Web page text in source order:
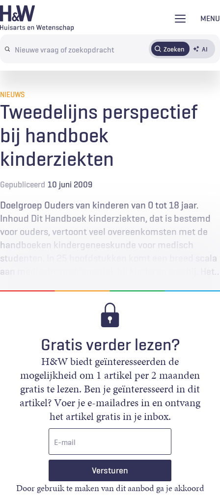
Overslaan
en
de
MENU
Search
terms
Zoeken AI
AbonnerenTijdschrift Inloggen
NIEUWS
Tweedelijns perspectief
bij handboek
kinderziekten
Gepubliceerd 10 juni 2009
Doelgroep Ouders van kinderen van 0 tot 18 jaar.
Inhoud Dit Handboek kinderziekten, dat is bestemd
voor ouders, vertoont veel overeenkomsten met de
handboeken kindergeneeskunde voor medisch
studenten. In 25 hoofdstukken komt een breed scala
aan medische problematiek bij kinderen voorbij. Het…
Gratis verder lezen?
H&W biedt geïnteresseerden de
mogelijkheid om 1 artikel per 2 maanden
gratis te lezen. Ben je geïnteresseerd in dit
artikel? Voer je e-mailadres in en ontvang
het artikel gratis in je inbox.
Door gebruik te maken van dit aanbod ga je akkoord